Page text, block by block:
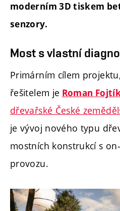
moderním 3D tiskem
senzory.
Most s vlastní
Primárním cílem
řešitelem je Roman
dřevařské České
je vývoj nového typu
mostních konstrukcí s
provozu.